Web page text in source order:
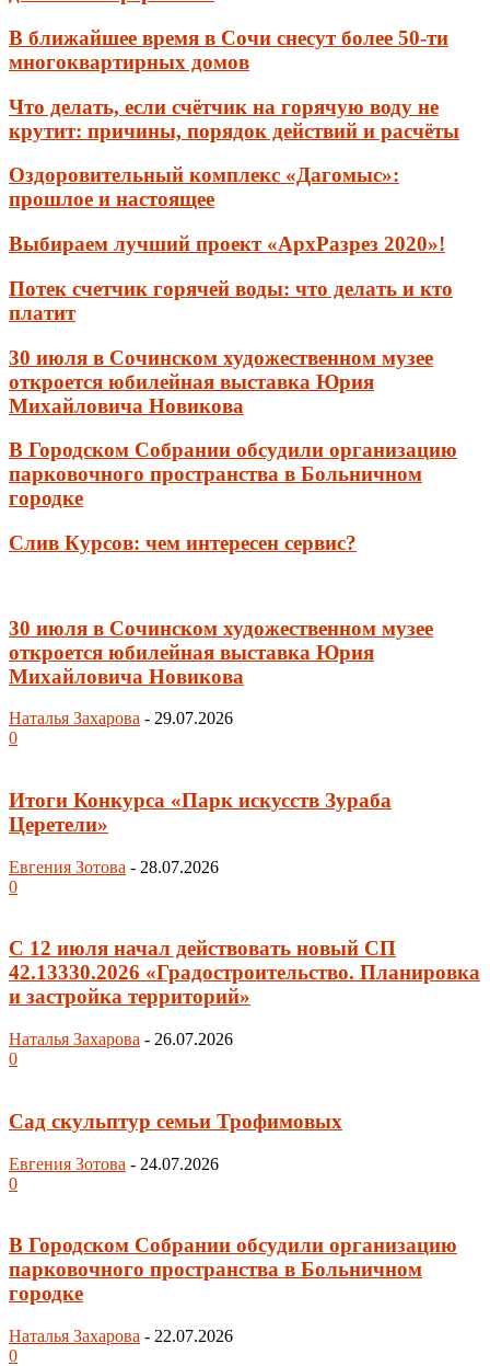
В ближайшее время в Сочи снесут более 50-ти
многоквартирных домов
Что делать, если счётчик на горячую воду не
крутит: причины, порядок действий и расчёты
Оздоровительный комплекс «Дагомыс»:
прошлое и настоящее
Выбираем лучший проект «АрхРазрез 2020»!
Потек счетчик горячей воды: что делать и кто
платит
30 июля в Сочинском художественном музее
откроется юбилейная выставка Юрия
Михайловича Новикова
В Городском Собрании обсудили организацию
парковочного пространства в Больничном
городке
Слив Курсов: чем интересен сервис?
30 июля в Сочинском художественном музее
откроется юбилейная выставка Юрия
Михайловича Новикова
Наталья Захарова - 29.07.2026
0
Итоги Конкурса «Парк искусств Зураба
Церетели»
Евгения Зотова - 28.07.2026
0
С 12 июля начал действовать новый СП
42.13330.2026 «Градостроительство. Планировка
и застройка территорий»
Наталья Захарова - 26.07.2026
0
Сад скульптур семьи Трофимовых
Евгения Зотова - 24.07.2026
0
В Городском Собрании обсудили организацию
парковочного пространства в Больничном
городке
Наталья Захарова - 22.07.2026
0